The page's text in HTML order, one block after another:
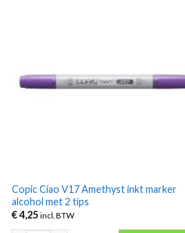
Copic Ciao V17 Amethyst inkt marker
alcohol met 2 tips
€4,25 incl. BTW